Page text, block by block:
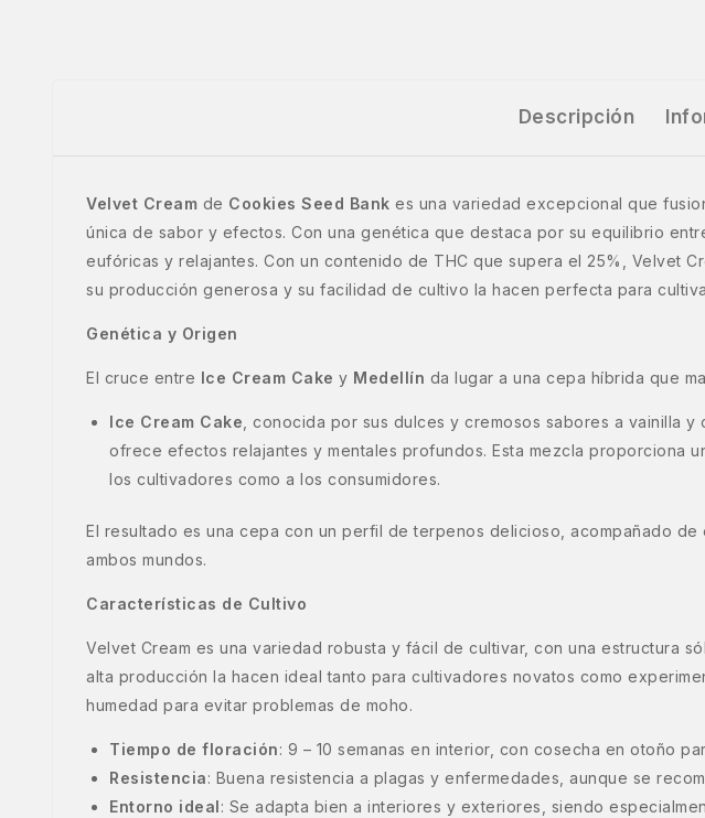
Descripción
Velvet Cream de Cookies Seed Bank es una variedad excepcional que
única de sabor y efectos. Con una genética que destaca por su equilibrio
eufóricas y relajantes. Con un contenido de THC que supera el 25%, Velvet
su producción generosa y su facilidad de cultivo la hacen perfecta para
Genética y Origen
El cruce entre Ice Cream Cake y Medellín da lugar a una cepa híbrida que
Ice Cream Cake , conocida por sus dulces y cremosos sabores a vainilla
ofrece efectos relajantes y mentales profundos. Esta mezcla proporciona
los cultivadores como a los consumidores.
El resultado es una cepa con un perfil de terpenos delicioso, acompañado
ambos mundos.
Características de Cultivo
Velvet Cream es una variedad robusta y fácil de cultivar, con una estructura
alta producción la hacen ideal tanto para cultivadores novatos como
humedad para evitar problemas de moho.
Tiempo de floración: 9 – 10 semanas en interior, con cosecha en otoño
Resistencia: Buena resistencia a plagas y enfermedades, aunque se
Entorno ideal: Se adapta bien a interiores y exteriores, siendo